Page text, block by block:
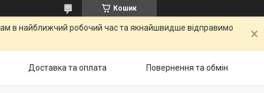
Кошик
в найближчий робочий час та якнайшвидше відправимо
Доставка та оплата Повернення та обмін